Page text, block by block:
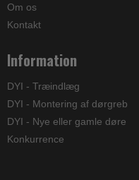
Om os
Kontakt
Information
DYI - Træindlæg
DYI - Montering af dørgreb
DYI - Nye eller gamle døre
Konkurrence